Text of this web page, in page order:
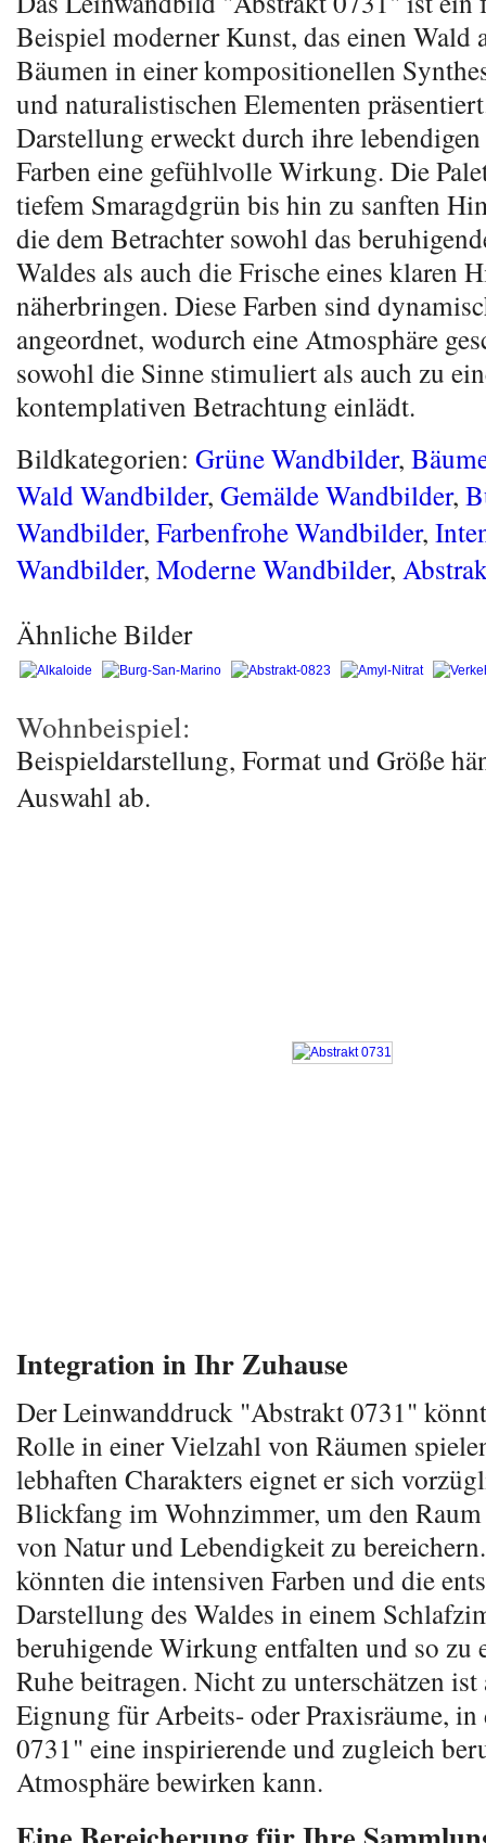
Beispiel moderner Kunst, das einen Wald
Bäumen in einer kompositionellen
und naturalistischen Elementen
Darstellung erweckt durch ihre
Farben eine gefühlvolle Wirkung. Die
tiefem Smaragdgrün bis hin zu sanften
die dem Betrachter sowohl das
Waldes als auch die Frische eines klaren
näherbringen. Diese Farben sind
angeordnet, wodurch eine Atmosphäre
sowohl die Sinne stimuliert als auch zu
kontemplativen Betrachtung einlädt.
Bildkategorien: Grüne Wandbilder,
Wald Wandbilder, Gemälde Wandbilder,
Wandbilder, Farbenfrohe Wandbilder,
Wandbilder, Moderne Wandbilder,
Ähnliche Bilder
Wohnbeispiel:
Beispieldarstellung, Format und Größe
Auswahl ab.
Integration in Ihr Zuhause
Der Leinwanddruck "Abstrakt 0731"
Rolle in einer Vielzahl von Räumen
lebhaften Charakters eignet er sich
Blickfang im Wohnzimmer, um den
von Natur und Lebendigkeit zu
könnten die intensiven Farben und die
Darstellung des Waldes in einem
beruhigende Wirkung entfalten und so zu
Ruhe beitragen. Nicht zu unterschätzen ist
Eignung für Arbeits- oder Praxisräume,
0731" eine inspirierende und zugleich
Atmosphäre bewirken kann.